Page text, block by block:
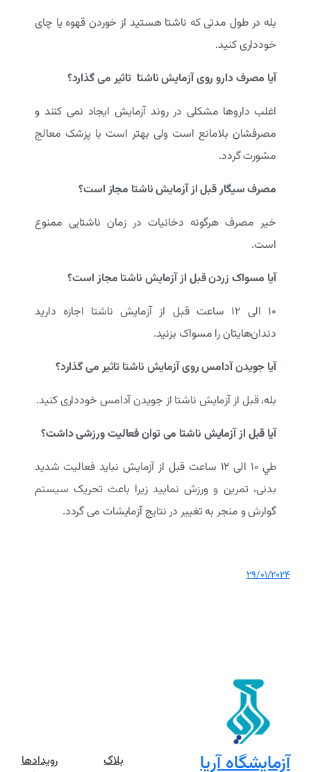
بله در طول مدتی که ناشتا هستید از خوردن قهوه یا چای
خودداری کنید.
آیا مصرف دارو روی آزمایش ناشتا تاثیر می گذارد؟
اغلب داروها مشکلی در روند آزمایش ایجاد نمی کنند و
مصرفشان بلامانع است ولی بهتر است با پزشک معالج
مشورت گردد.
مصرف سیگار قبل از آزمایش ناشتا مجاز است؟
خیر مصرف هرگونه دخانیات در زمان ناشتایی ممنوع
است.
آیا مسواک زردن قبل از آزمایش ناشتا مجاز است؟
۱۰ الی ۱۲ ساعت قبل از آزمايش ناشتا اجازه داريد
دندان‌هايتان را مسواک بزنيد.
آیا جویدن آدامس روی آزمایش ناشتا تاثیر می گذارد؟
بله، قبل از آزمایش ناشتا از جویدن آدامس خودداری کنید.
آیا قبل از آزمایش ناشتا می توان فعالیت ورزشی داشت؟
طي ۱۰ الی ۱۲ ساعت قبل از آزمايش نبايد فعاليت شديد
بدنی، تمرين و ورزش نماييد زیرا باعث تحريک سيستم
گوارش و منجر به تغيير در نتايج آزمايشات می گردد.
29/01/2024
آزمایشگاه آریا
بلاگ
رویدادها